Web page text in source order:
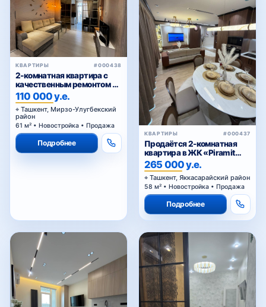
2-комнатная квартира с
качественным ремонтом в
ЖК Parkent Avenue — 61,02
м²
110 000 у.е.
Ташкент, Мирзо-Улугбекский
район
61 м² • Новостройка • Продажа
Подробнее
Продаётся 2-комнатная
квартира в ЖК «Piramit
Tower»
265 000 у.е.
Ташкент, Яккасарайский район
58 м² • Новостройка • Продажа
Подробнее